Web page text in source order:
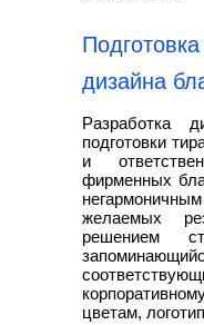
дизайна
Разработка
подготовки
и
фирменных
желаемых
решением
цветам,